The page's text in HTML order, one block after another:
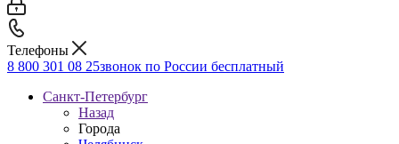
Телефоны
8 800 301 08 25звонок по России бесплатный
Санкт-Петербург
Назад
Города